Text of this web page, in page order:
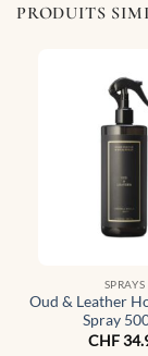
PRODUITS
SPRAYS
Oud & Leather
Spray
CHF